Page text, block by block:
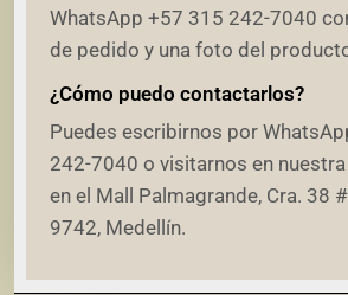
WhatsApp +57 315 242-7040
de pedido y una foto del
¿Cómo puedo contactarlos?
Puedes escribirnos por
242-7040 o visitarnos en
en el Mall Palmagrande, Cra. 38
9742, Medellín.